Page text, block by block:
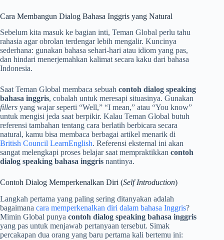
Cara Membangun Dialog Bahasa Inggris yang Natural
Sebelum kita masuk ke bagian inti, Teman Global perlu tahu
rahasia agar obrolan terdengar lebih mengalir. Kuncinya
sederhana: gunakan bahasa sehari-hari atau idiom yang pas,
dan hindari menerjemahkan kalimat secara kaku dari bahasa
Indonesia.
Saat Teman Global membaca sebuah contoh dialog speaking
bahasa inggris, cobalah untuk meresapi situasinya. Gunakan
fillers yang wajar seperti “Well,” “I mean,” atau “You know”
untuk mengisi jeda saat berpikir. Kalau Teman Global butuh
referensi tambahan tentang cara berlatih berbicara secara
natural, kamu bisa membaca berbagai artikel menarik di
British Council LearnEnglish. Referensi eksternal ini akan
sangat melengkapi proses belajar saat mempraktikkan contoh
dialog speaking bahasa inggris nantinya.
Contoh Dialog Memperkenalkan Diri (Self Introduction)
Langkah pertama yang paling sering ditanyakan adalah
bagaimana cara memperkenalkan diri dalam bahasa Inggris?
Mimin Global punya contoh dialog speaking bahasa inggris
yang pas untuk menjawab pertanyaan tersebut. Simak
percakapan dua orang yang baru pertama kali bertemu ini: